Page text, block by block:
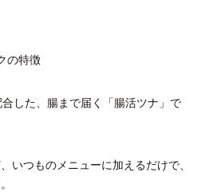
の特徴
した、腸まで届く「腸活ツナ」で
いつものメニューに加えるだけで、